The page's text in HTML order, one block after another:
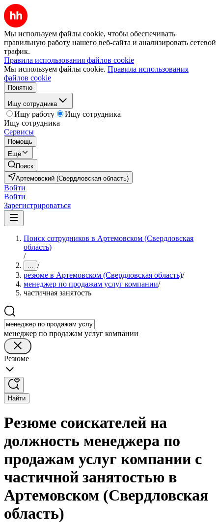
Мы используем файлы cookie, чтобы обеспечивать
правильную работу нашего веб-сайта и анализировать сетевой
трафик.
Правила использования файлов cookie
Мы используем файлы cookie. Правила использования
файлов cookie
Понятно
Ищу сотрудника
Ищу работу
Ищу сотрудника
Ищу сотрудника
Сервисы
Помощь
Ещё
Поиск
Артемовский (Свердловская область)
Войти
Войти
Зарегистрироваться
Поиск сотрудников в Артемовском (Свердловская
область)
/
... /
резюме в Артемовском (Свердловская область)/
менеджер по продажам услуг компании/
частичная занятость
менеджер по продажам услуг компании
Резюме
Найти
Резюме соискателей на
должность менеджера по
продажам услуг компании с
частичной занятостью в
Артемовском (Свердловская
область)